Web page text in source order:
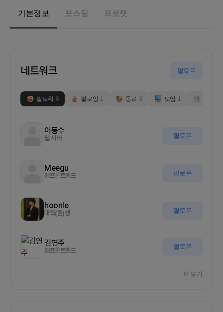
기본정보 포스팅 프로챗
네트워크 팔로우
팔로워 8 팔로잉 1 동료 3 모임 1
이동수
웹 서버 팔로우
Meegu
웹프론트엔드 팔로우
hoonle
대학(원)생 팔로우
김연주
웹프론트엔드
팔로우
더보기